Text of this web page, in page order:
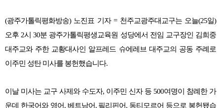
(광주가톨릭평화방송) 노진표 기자 = 천주교광주대교구는 오늘(25일)
오후 2시 30분 광주가톨릭평생교육원 성당에서 전임 교구장인 김희중
대주교와 주한 교황대사인 알프레드 슈에레브 대주교의 공동 주례로
이주민 성탄 미사를 봉헌했습니다.
이날 미사는 교구 사제와 수도자, 이주민 신자 등 500여명이 참례한 가
운데 한국어와 영어, 베트남어, 필리핀어, 동티모르어 등으로 봉헌됐습